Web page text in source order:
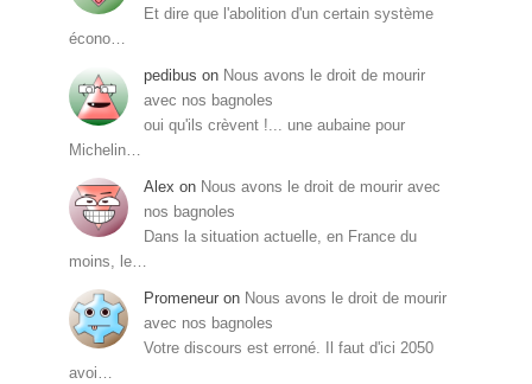
Et dire que l'abolition d'un certain système
écono…
pedibus on Nous avons le droit de mourir
avec nos bagnoles
oui qu'ils crèvent !... une aubaine pour
Michelin…
Alex on Nous avons le droit de mourir avec
nos bagnoles
Dans la situation actuelle, en France du
moins, le…
Promeneur on Nous avons le droit de mourir
avec nos bagnoles
Votre discours est erroné. Il faut d'ici 2050
avoi…